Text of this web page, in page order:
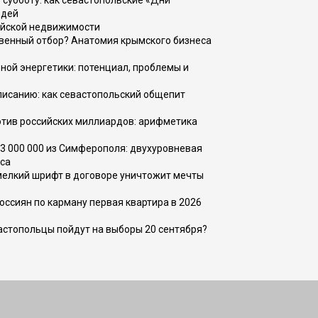
недвижимости
отбор? Анатомия крымского бизнеса
энергетики: потенциал, проблемы и
как севастопольский общепит
российских миллиардов: арифметика
000 000 из Симферополя: двухуровневая
шрифт в договоре уничтожит мечты
по карману первая квартира в 2026
пойдут на выборы 20 сентября?